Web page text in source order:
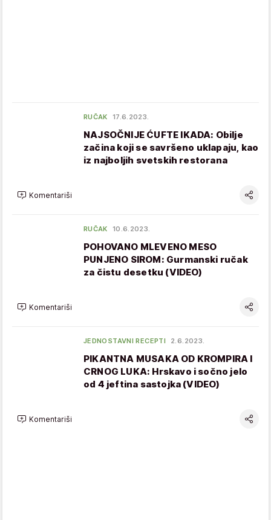
RUČAK 17.6.2023.
NAJSOČNIJE ĆUFTE IKADA: Obilje
začina koji se savršeno uklapaju, kao
iz najboljih svetskih restorana
Komentariši
RUČAK 10.6.2023.
POHOVANO MLEVENO MESO
PUNJENO SIROM: Gurmanski ručak
za čistu desetku (VIDEO)
Komentariši
JEDNOSTAVNI RECEPTI 2.6.2023.
PIKANTNA MUSAKA OD KROMPIRA I
CRNOG LUKA: Hrskavo i sočno jelo
od 4 jeftina sastojka (VIDEO)
Komentariši